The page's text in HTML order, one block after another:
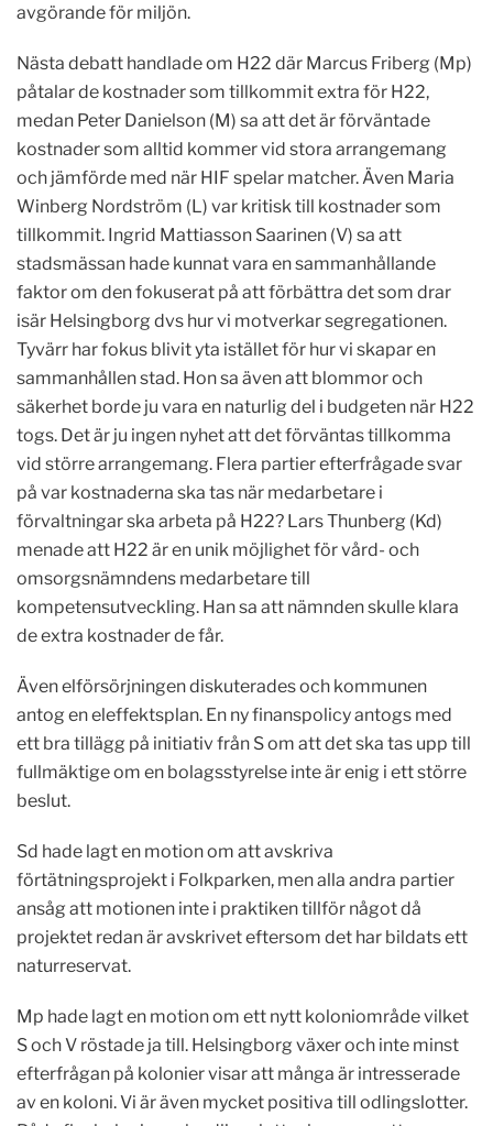
avgörande för miljön.
Nästa debatt handlade om H22 där Marcus Friberg (Mp)
påtalar de kostnader som tillkommit extra för H22,
medan Peter Danielson (M) sa att det är förväntade
kostnader som alltid kommer vid stora arrangemang
och jämförde med när HIF spelar matcher. Även Maria
Winberg Nordström (L) var kritisk till kostnader som
tillkommit. Ingrid Mattiasson Saarinen (V) sa att
stadsmässan hade kunnat vara en sammanhållande
faktor om den fokuserat på att förbättra det som drar
isär Helsingborg dvs hur vi motverkar segregationen.
Tyvärr har fokus blivit yta istället för hur vi skapar en
sammanhållen stad. Hon sa även att blommor och
säkerhet borde ju vara en naturlig del i budgeten när H22
togs. Det är ju ingen nyhet att det förväntas tillkomma
vid större arrangemang. Flera partier efterfrågade svar
på var kostnaderna ska tas när medarbetare i
förvaltningar ska arbeta på H22? Lars Thunberg (Kd)
menade att H22 är en unik möjlighet för vård- och
omsorgsnämndens medarbetare till
kompetensutveckling. Han sa att nämnden skulle klara
de extra kostnader de får.
Även elförsörjningen diskuterades och kommunen
antog en eleffektsplan. En ny finanspolicy antogs med
ett bra tillägg på initiativ från S om att det ska tas upp till
fullmäktige om en bolagsstyrelse inte är enig i ett större
beslut.
Sd hade lagt en motion om att avskriva
förtätningsprojekt i Folkparken, men alla andra partier
ansåg att motionen inte i praktiken tillför något då
projektet redan är avskrivet eftersom det har bildats ett
naturreservat.
Mp hade lagt en motion om ett nytt koloniområde vilket
S och V röstade ja till. Helsingborg växer och inte minst
efterfrågan på kolonier visar att många är intresserade
av en koloni. Vi är även mycket positiva till odlingslotter.